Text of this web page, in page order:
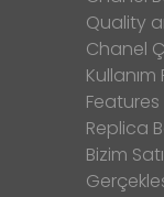
Quality
Chanel
Replica
Bizim